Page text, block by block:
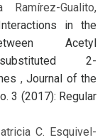
Ramírez-Gualito,
in the
Acetyl
2-
, Journal of the
3 (2017): Regular
C. Esquivel-